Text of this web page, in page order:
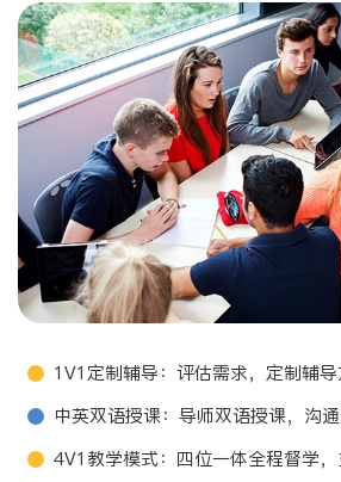
1V1定制辅导：评估需求，定制辅
中英双语授课：导师双语授课，沟
4V1教学模式：四位一体全程督学